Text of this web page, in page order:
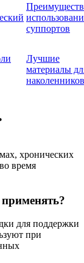
суппортов
Лучшие
материалы
наколенников
хронических
время
для поддержки
при